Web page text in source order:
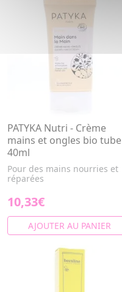
PATYKA Nutri - Crème
mains et ongles bio tube
40ml
Pour des mains nourries et
réparées
10,33€
AJOUTER AU PANIER